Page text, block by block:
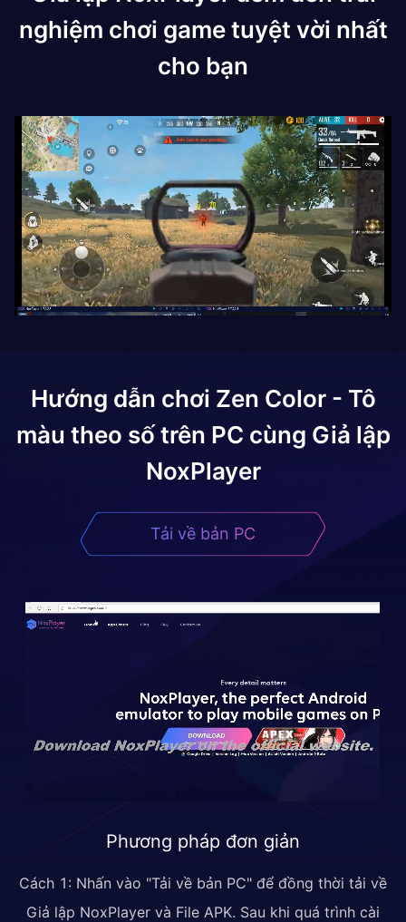
nghiệm chơi game tuyệt vời nhất
cho bạn
Hướng dẫn chơi Zen Color - Tô
màu theo sốtrên PC cùng Giả lập
NoxPlayer
Tải về bản PC
Phương pháp đơn giản
Cách 1: Nhấn vào "Tải về bản PC" để đồng thời tải về
Giả lập NoxPlayer và File APK. Sau khi quá trình cài